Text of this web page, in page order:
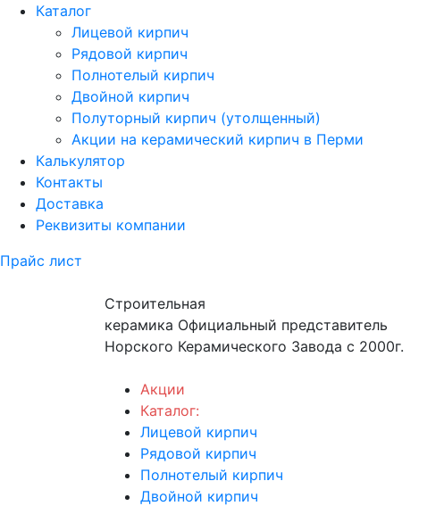
Каталог
Лицевой кирпич
Рядовой кирпич
Полнотелый кирпич
Двойной кирпич
Полуторный кирпич (утолщенный)
Акции на керамический кирпич в Перми
Калькулятор
Контакты
Доставка
Реквизиты компании
Прайс лист
Строительная
керамика Официальный представитель
Норского Керамического Завода с 2000г.
Акции
Каталог:
Лицевой кирпич
Рядовой кирпич
Полнотелый кирпич
Двойной кирпич